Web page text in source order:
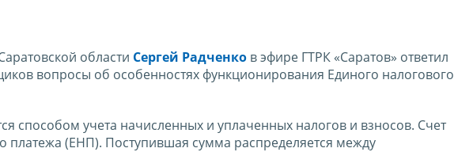
области Сергей Радченко в эфире ГТРК «Саратов» ответил
вопросы об особенностях функционирования Единого налогового
способом учета начисленных и уплаченных налогов и взносов. Счет
платежа (ЕНП). Поступившая сумма распределяется между